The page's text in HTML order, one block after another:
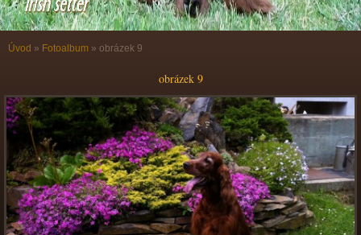
Úvod » Fotoalbum » obrázek 9
obrázek 9